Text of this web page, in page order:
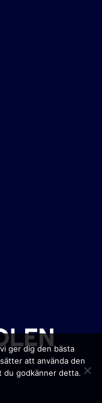
ger dig den bästa
att använda den
du godkänner detta.